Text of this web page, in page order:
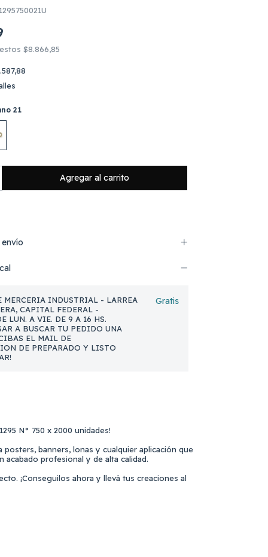
$8.866,85
21
MERCERIA INDUSTRIAL - LARREA
CAPITAL FEDERAL -
LUN. A VIE. DE 9 A 16 HS.
A BUSCAR TU PEDIDO UNA
EL MAIL DE
DE PREPARADO Y LISTO
Gratis
N° 750 x 2000 unidades!
banners, lonas y cualquier aplicación que
profesional y de alta calidad.
¡Conseguilos ahora y llevá tus creaciones al